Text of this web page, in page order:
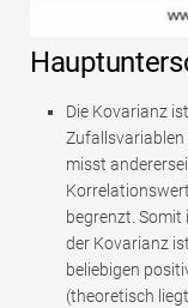
Die Kovarianz
Zufallsvariablen
misst
begrenzt. Somit
der Kovarianz
beliebigen
(theoretisch